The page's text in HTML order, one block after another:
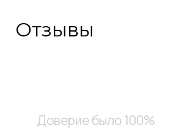
Отзывы
Доверие было 100%